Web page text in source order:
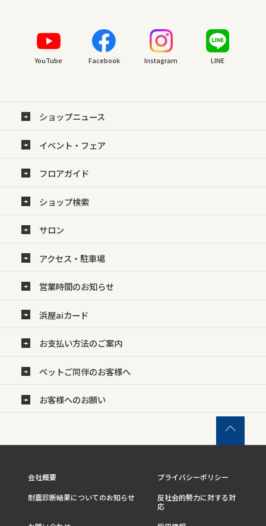
YouTube Facebook Instagram LINE
ショップニュース
イベント・フェア
フロアガイド
ショップ検索
サロン
アクセス・駐車場
営業時間のお知らせ
浜屋aiカード
お支払い方法のご案内
ペットご同伴のお客様へ
お客様へのお願い
会社概要
プライバシーポリシー
耐震診断結果についてのお知らせ
反社会的勢力に対する対
応